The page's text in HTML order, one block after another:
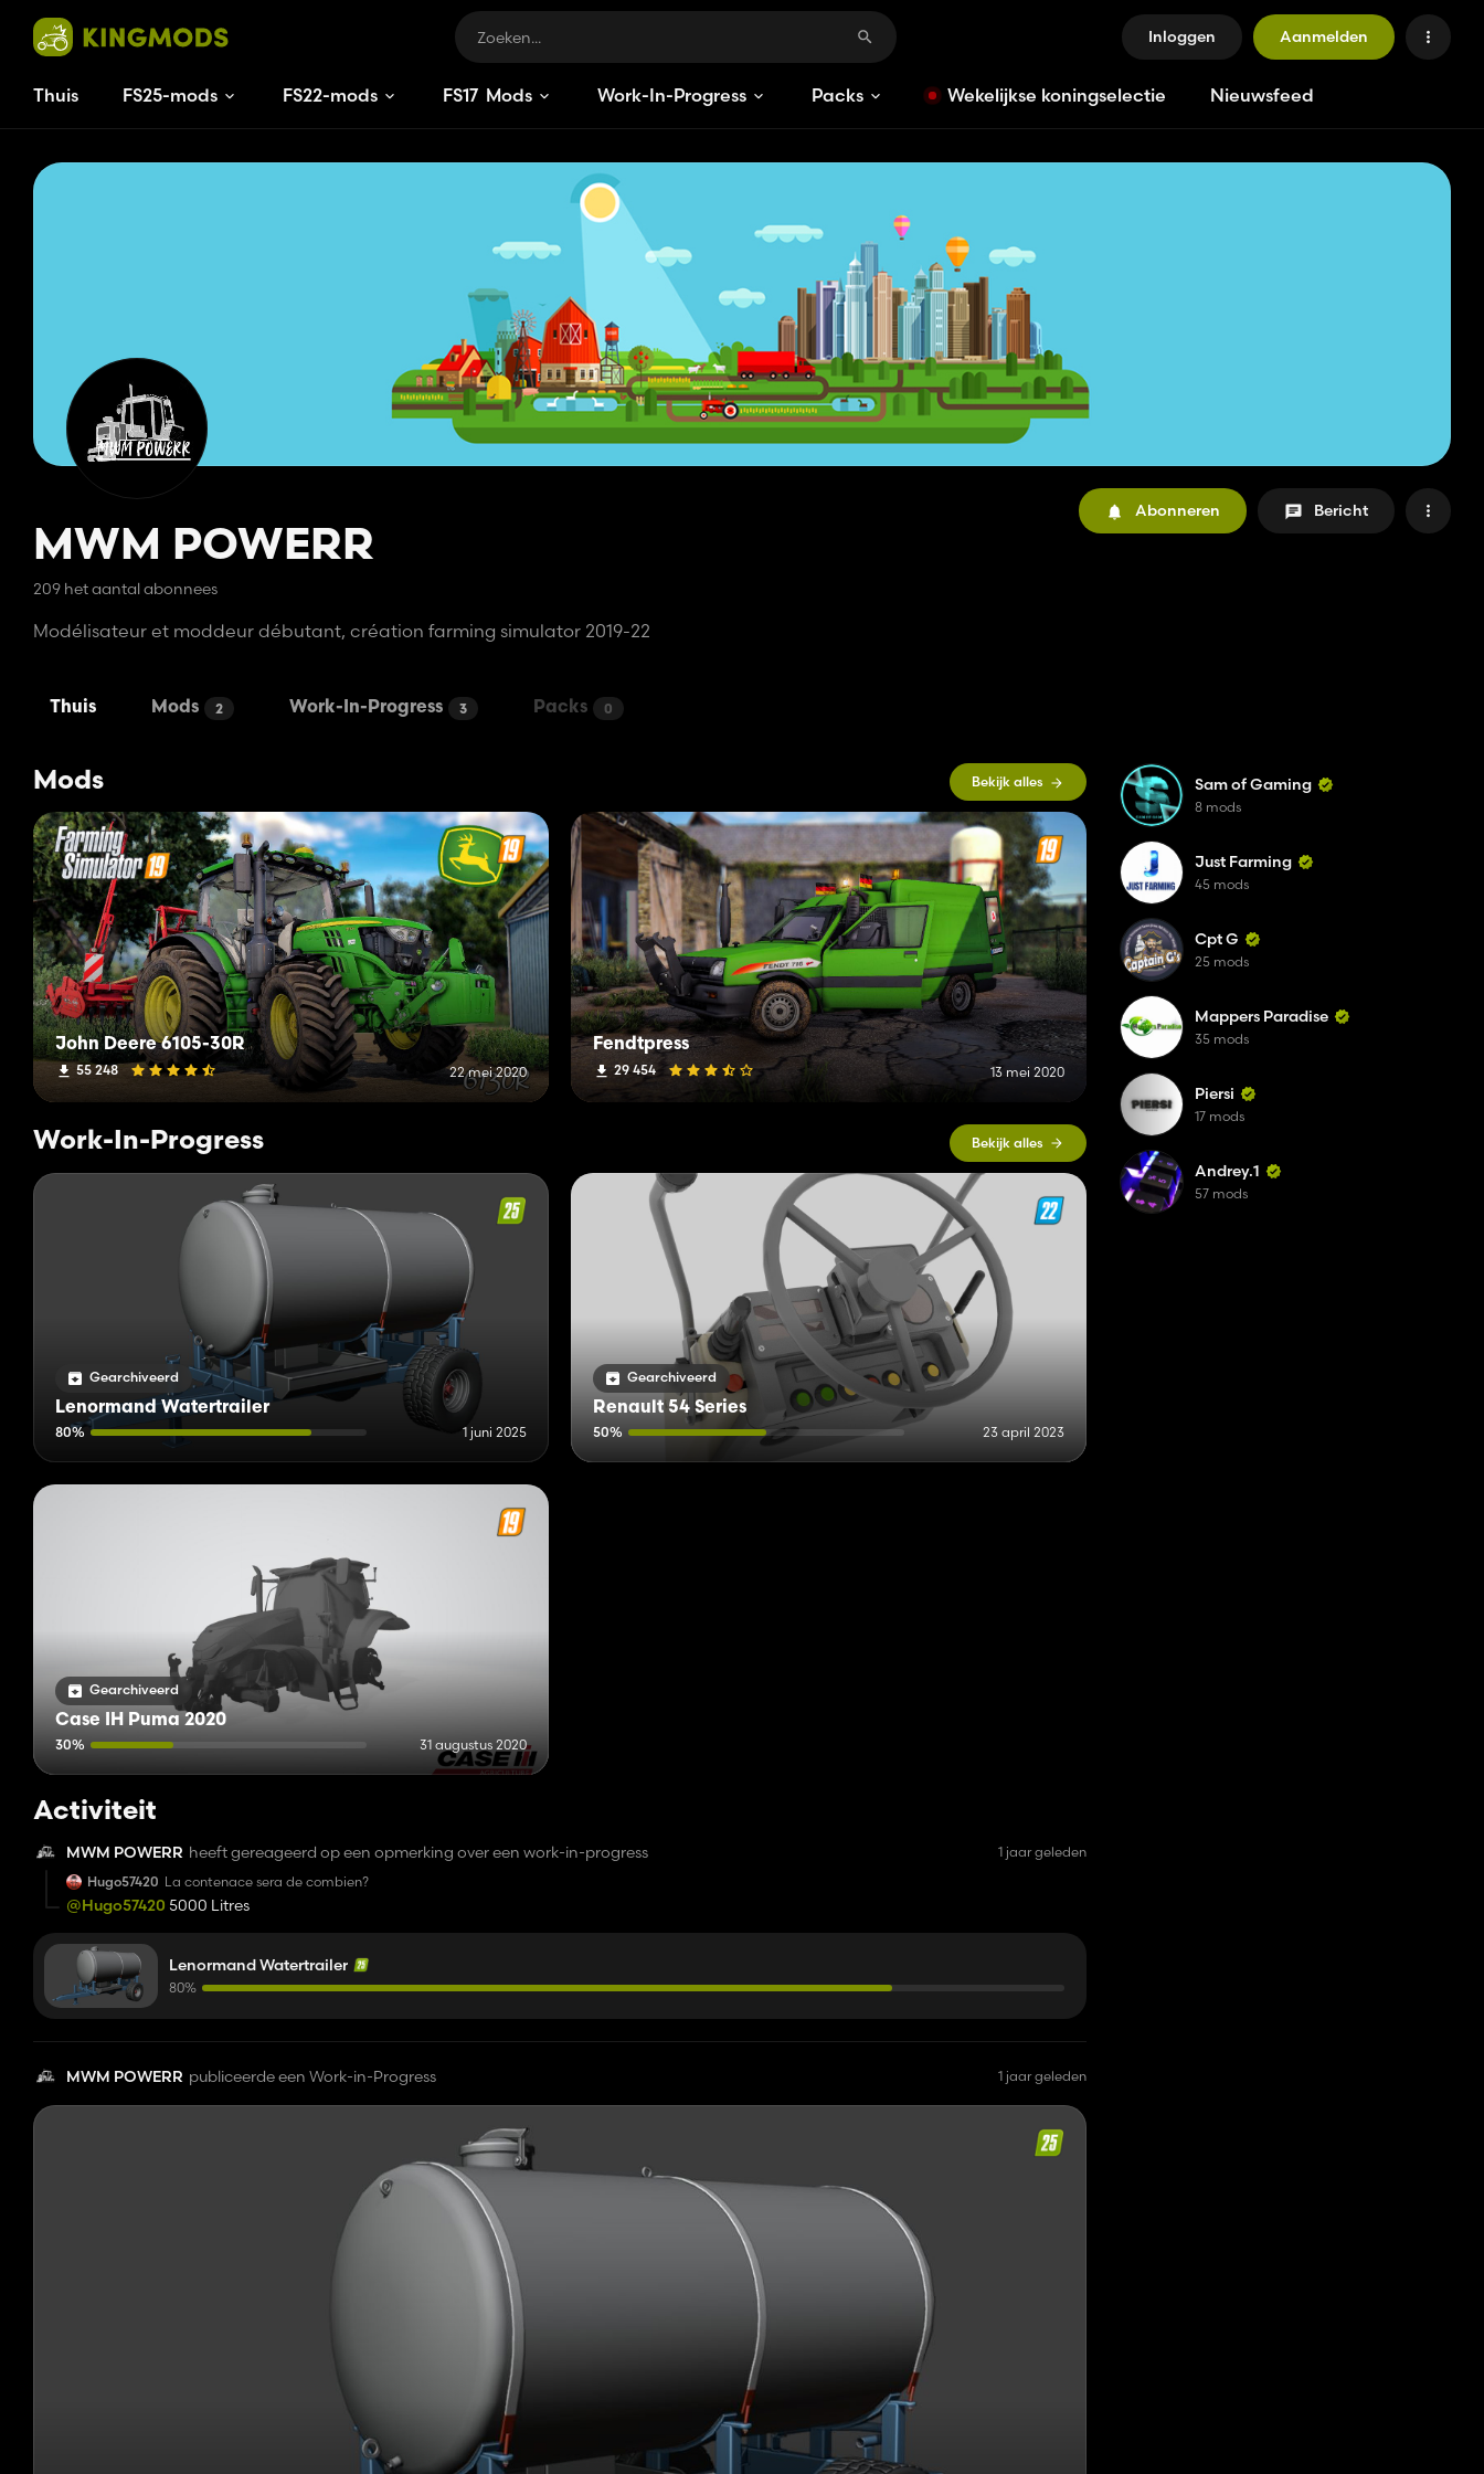
Inloggen Aanmelden
Thuis FS25-mods FS22-mods FS17 Mods Work-In-Progress Packs Wekelijkse koningselectie Nieuwsfeed
MWM POWERR
209 het aantal abonnees
Modélisateur et moddeur débutant, création farming simulator 2019-22
Abonneren Bericht
Thuis Mods 2 Work-In-Progress 3 Packs 0
Mods Bekijk alles
John Deere 6105-30R
55 248 22 mei 2020
Fendtpress
29 454 13 mei 2020
Work-In-Progress Bekijk alles
Gearchiveerd
Lenormand Watertrailer
80% 1 juni 2025
Gearchiveerd
Renault 54 Series
50% 23 april 2023
Gearchiveerd
Case IH Puma 2020
30% 31 augustus 2020
Activiteit
MWM POWERR heeft gereageerd op een opmerking over een work-in-progress
1 jaar geleden
Hugo57420 La contenace sera de combien?
@Hugo57420 5000 Litres
Lenormand Watertrailer
80%
MWM POWERR publiceerde een Work-in-Progress 1 jaar geleden
Sam of Gaming
8 mods
Just Farming
45 mods
Cpt G
25 mods
Mappers Paradise
35 mods
Piersi
17 mods
Andrey.1
57 mods